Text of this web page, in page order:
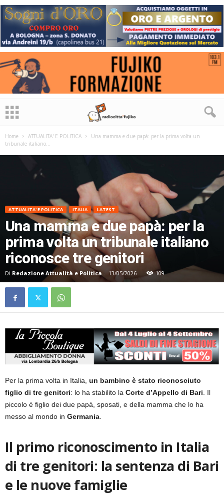
Home ATTUALITA' E POLITICA
Una mamma e due papà: per la prima volta un
tribunale italiano...
ATTUALITA' E POLITICA ITALIA LATEST
Una mamma e due papà: per la
prima volta un tribunale italiano
riconosce tre genitori
Di Redazione Attualità e Politica - 13/05/2026 109
Per la prima volta in Italia, un bambino è stato riconosciuto
figlio di tre genitori: lo ha stabilito la Corte d’Appello di Bari. Il
piccolo è figlio dei due papà, sposati, e della mamma che lo ha
messo al mondo in Germania.
Il primo riconoscimento in Italia
di tre genitori: la sentenza di Bari
e le nuove famiglie